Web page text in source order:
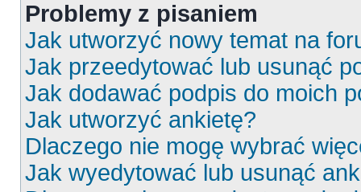
Problemy z pisaniem
Jak utworzyć nowy temat na
Jak przeedytować lub usunąć
Jak dodawać podpis do moich
Jak utworzyć ankietę?
Dlaczego nie mogę wybrać
Jak wyedytować lub usunąć